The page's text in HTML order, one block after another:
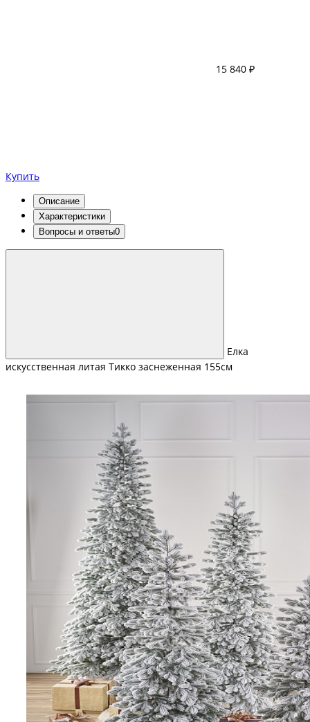
15 840 ₽
Купить
Описание
Характеристики
Вопросы и ответы0
Елка
искусственная литая Тикко заснеженная 155см